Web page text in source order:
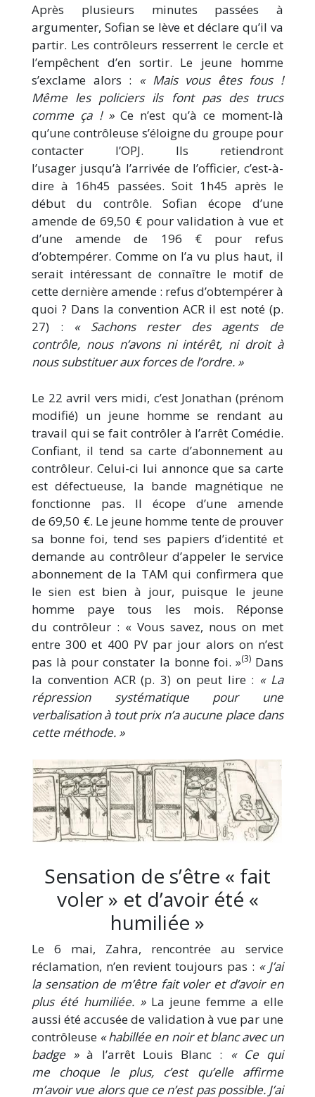
Après plusieurs minutes passées à
argumenter, Sofian se lève et déclare qu’il va
partir. Les contrôleurs resserrent le cercle et
l’empêchent d’en sortir. Le jeune homme
s’exclame alors : « Mais vous êtes fous !
Même les policiers ils font pas des trucs
comme ça ! »Ce n’est qu’à ce moment-là
qu’une contrôleuse s’éloigne du groupe pour
contacter l’OPJ. Ils retiendront
l’usager jusqu’à l’arrivée de l’officier, c’est-à-
dire à 16h45 passées. Soit 1h45 après le
début du contrôle. Sofian écope d’une
amende de 69,50 € pour validation à vue et
d’une amende de 196 € pour refus
d’obtempérer. Comme on l’a vu plus haut, il
serait intéressant de connaître le motif de
cette dernière amende : refus d’obtempérer à
quoi ? Dans la convention ACR il est noté (p.
27) : « Sachons rester des agents de
contrôle, nous n’avons ni intérêt, ni droit à
nous substituer aux forces de l’ordre. »
Le 22 avril vers midi, c’est Jonathan (prénom
modifié) un jeune homme se rendant au
travail qui se fait contrôler à l’arrêt Comédie.
Confiant, il tend sa carte d’abonnement au
contrôleur. Celui-ci lui annonce que sa carte
est défectueuse, la bande magnétique ne
fonctionne pas. Il écope d’une amende
de 69,50 €. Le jeune homme tente de prouver
sa bonne foi, tend ses papiers d’identité et
demande au contrôleur d’appeler le service
abonnement de la TAM qui confirmera que
le sien est bien à jour, puisque le jeune
homme paye tous les mois. Réponse
du contrôleur : « Vous savez, nous on met
entre 300 et 400 PV par jour alors on n’est
pas là pour constater la bonne foi. »(3)Dans
la convention ACR (p. 3) on peut lire : « La
répression systématique pour une
verbalisation à tout prix n’a aucune place dans
cette méthode. »
Sensation de s’être « fait
voler » et d’avoir été «
humiliée »
Le 6 mai, Zahra, rencontrée au service
réclamation, n’en revient toujours pas : « J’ai
la sensation de m’être fait voler et d’avoir en
plus été humiliée. »La jeune femme a elle
aussi été accusée de validation à vue par une
contrôleuse « habillée en noir et blanc avec un
badge »à l’arrêt Louis Blanc : « Ce qui
me choque le plus, c’est qu’elle affirme
m’avoir vue alors que ce n’est pas possible. J’ai